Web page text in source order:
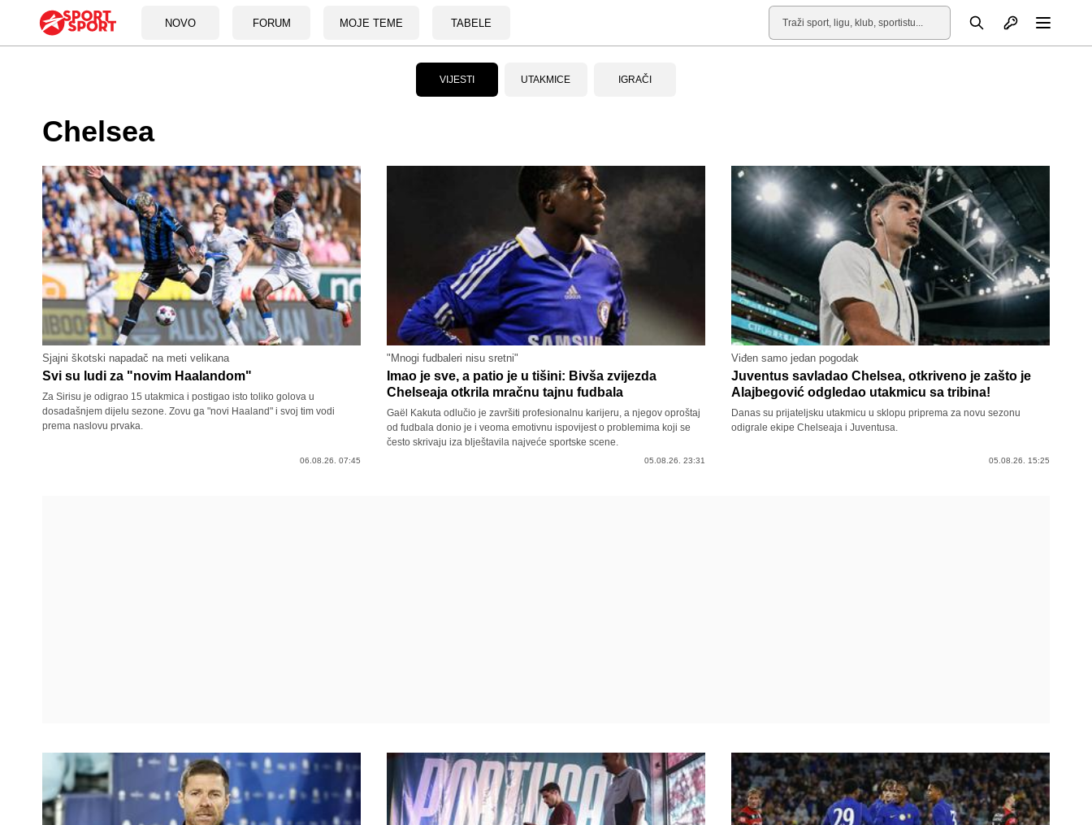
NOVO FORUM MOJE TEME TABELE
Pretraga Otvori profil
VIJESTI UTAKMICE IGRAČI
Chelsea
Sjajni škotski napadač na meti velikana
Svi su ludi za "novim Haalandom"
Za Sirisu je odigrao 15 utakmica i postigao isto toliko golova u
dosadašnjem dijelu sezone. Zovu ga "novi Haaland" i svoj tim vodi
prema naslovu prvaka.
06.08.26. 07:45
"Mnogi fudbaleri nisu sretni"
Imao je sve, a patio je u tišini: Bivša zvijezda
Chelseaja otkrila mračnu tajnu fudbala
Gaël Kakuta odlučio je završiti profesionalnu karijeru, a njegov oproštaj
od fudbala donio je i veoma emotivnu ispovijest o problemima koji se
često skrivaju iza blještavila najveće sportske scene.
05.08.26. 23:31
Viđen samo jedan pogodak
Juventus savladao Chelsea, otkriveno je zašto je
Alajbegović odgledao utakmicu sa tribina!
Danas su prijateljsku utakmicu u sklopu priprema za novu sezonu
odigrale ekipe Chelseaja i Juventusa.
05.08.26. 15:25